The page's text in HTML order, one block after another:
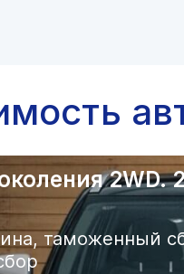
2WD.
таможенный